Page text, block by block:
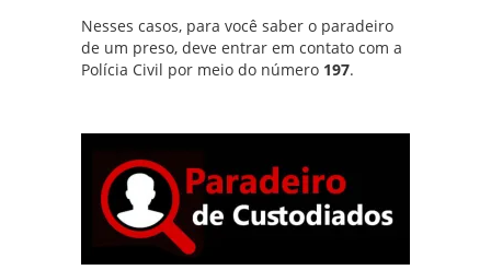
Nesses casos, para você saber o paradeiro
de um preso, deve entrar em contato com a
Polícia Civil por meio do número 197.